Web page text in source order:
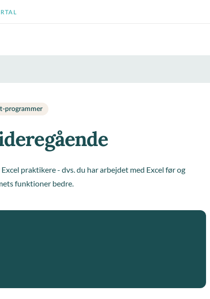
programmer
praktikere - dvs. du har arbejdet med Excel før og
funktioner bedre.